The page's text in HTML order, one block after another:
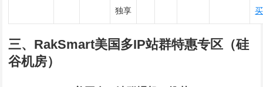
独享
买
三、RakSmart美国多IP站群特惠专区（硅
谷机房）